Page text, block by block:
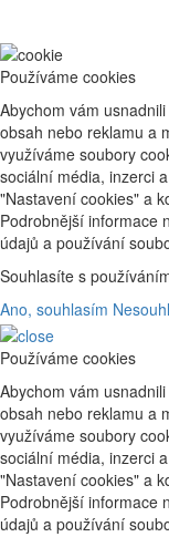
Používáme cookies
Abychom vám
obsah nebo reklamu a
využíváme soubory
sociální média, inzerci
"Nastavení cookies" a
Podrobnější informace
údajů a používání
Souhlasíte s
Ano, souhlasím
Používáme cookies
Abychom vám
obsah nebo reklamu a
využíváme soubory
sociální média, inzerci
"Nastavení cookies" a
Podrobnější informace
údajů a používání